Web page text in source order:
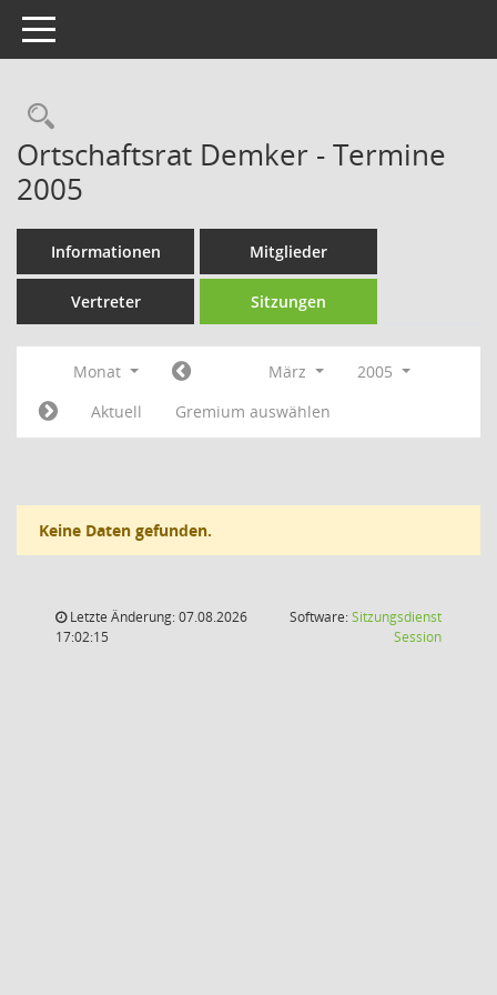
Toggle navigation
Rechercheauswahl
Ortschaftsrat Demker - Termine
2005
Informationen Mitglieder
Vertreter Sitzungen
Monat März
2005
Aktuell
Gremium auswählen
Keine Daten gefunden.
Letzte Änderung: 07.08.2026
17:02:15
Software:Sitzungsdienst
Session(Wird in